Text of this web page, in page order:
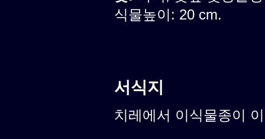
식물높이: 20 cm.
서식지
치레에서 이식물종이